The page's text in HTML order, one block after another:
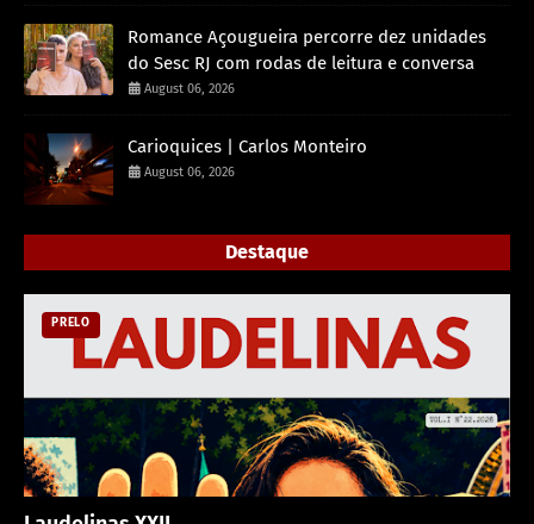
Romance Açougueira percorre dez unidades
do Sesc RJ com rodas de leitura e conversa
August 06, 2026
Carioquices | Carlos Monteiro
August 06, 2026
Destaque
PRELO